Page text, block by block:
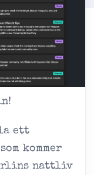
ett
kommer
nattliv